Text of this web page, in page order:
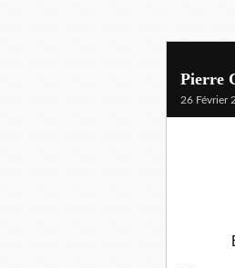
Pierre
26 Février